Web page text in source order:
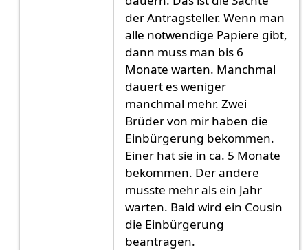
der Antragsteller. Wenn man
alle notwendige Papiere gibt,
dann muss man bis 6
Monate warten. Manchmal
dauert es weniger
manchmal mehr. Zwei
Brüder von mir haben die
Einbürgerung bekommen.
Einer hat sie in ca. 5 Monate
bekommen. Der andere
musste mehr als ein Jahr
warten. Bald wird ein Cousin
die Einbürgerung
beantragen.